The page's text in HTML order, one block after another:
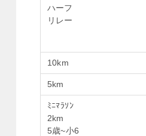
ハーフ
リレー
10km
5km
ﾐﾆﾏﾗｿﾝ
2km
5歳~小6